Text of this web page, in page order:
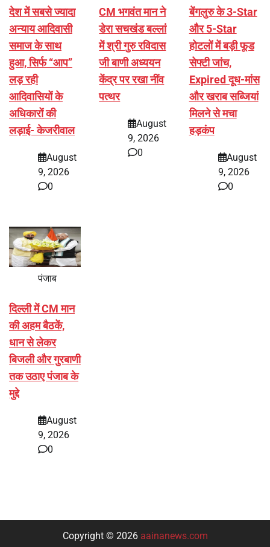
देश में सबसे ज्यादा
अन्याय आदिवासी
समाज के साथ
हुआ, सिर्फ ‘‘आप’’
लड़ रही
आदिवासियों के
अधिकारों की
लड़ाई- केजरीवाल
August
9, 2026
0
CM भगवंत मान ने
डेरा सचखंड बल्लां
में श्री गुरु रविदास
जी बाणी अध्ययन
केंद्र पर रखा नींव
पत्थर
August
9, 2026
0
बेंगलुरु के 3-Star
और 5-Star
होटलों में बड़ी फूड
सेफ्टी जांच,
Expired दूध-मांस
और खराब सब्जियां
मिलने से मचा
हड़कंप
August
9, 2026
0
पंजाब
दिल्ली में CM मान
की अहम बैठकें,
धान से लेकर
बिजली और गुरबाणी
तक उठाए पंजाब के
मुद्दे
August
9, 2026
0
Copyright © 2026 aainanews.com